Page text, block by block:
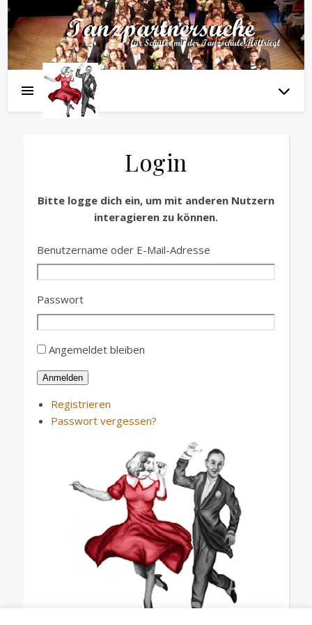
Login
Bitte logge dich ein, um mit anderen Nutzern
interagieren zu können.
Benutzername oder E-Mail-Adresse
Passwort
Angemeldet bleiben
Anmelden
Registrieren
Passwort vergessen?